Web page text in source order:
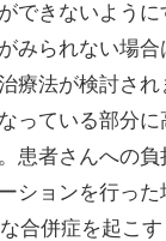
できないように
みられない場合
療法が検討され
っている部分に
患者さんへの負
ションを行った
合併症を起こす